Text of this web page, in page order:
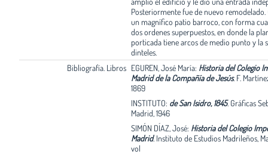
Posteriormente fue de nuevo remodelado.
un magnífico patio barroco, con forma
dos ordenes superpuestos, en donde la
porticada tiene arcos de medio punto y la
dinteles.
Bibliografía. Libros EGUREN, José María: Historia del Colegio
Madrid de la Compañía de Jesús. F.
1869
INSTITUTO: de San Isidro, 1845. Gráficas
Madrid, 1946
SIMÓN DÍAZ, José: Historia del Colegio
Madrid. Instituto de Estudios Madrileños,
vol